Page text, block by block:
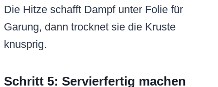
Die Hitze schafft Dampf unter Folie für
Garung, dann trocknet sie die Kruste
knusprig.
Schritt 5: Servierfertig machen